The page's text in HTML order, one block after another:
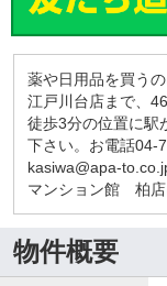
薬や日用品を買う
江戸川台店まで、
徒歩3分の位置に駅
下さい。お電話04-
kasiwa@apa-
マンション館 柏店
物件概要